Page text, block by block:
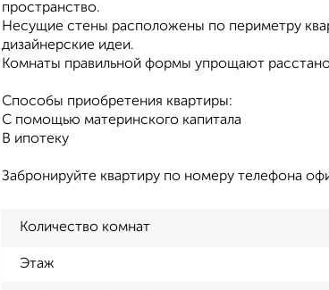
пространство.
Несущие стены расположены по периметру
дизайнерские идеи.
Комнаты правильной формы упрощают
Способы приобретения квартиры:
С помощью материнского капитала
В ипотеку
Забронируйте квартиру по номеру телефона
Количество комнат
Этаж